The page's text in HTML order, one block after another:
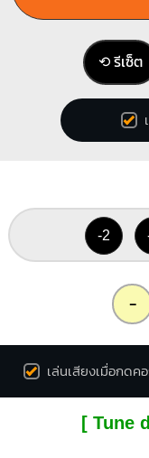
⟲ รีเซ็ต
-2
-
เล่นเสียงเมื่อกดค
[ Tune